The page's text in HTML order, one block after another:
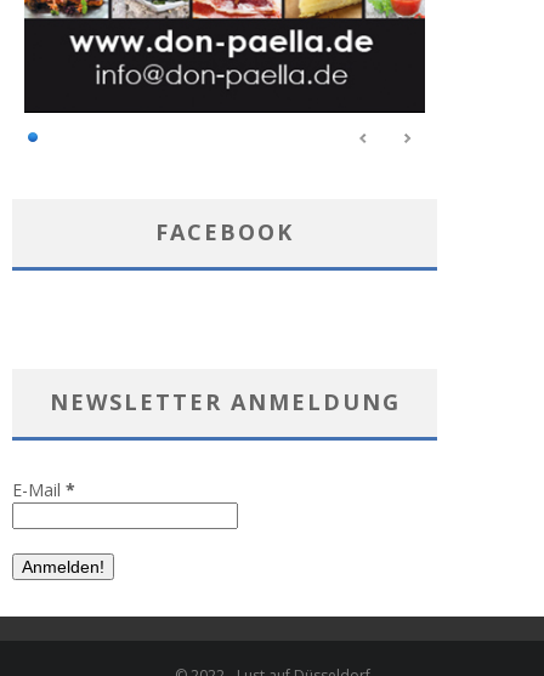
FACEBOOK
NEWSLETTER ANMELDUNG
E-Mail *